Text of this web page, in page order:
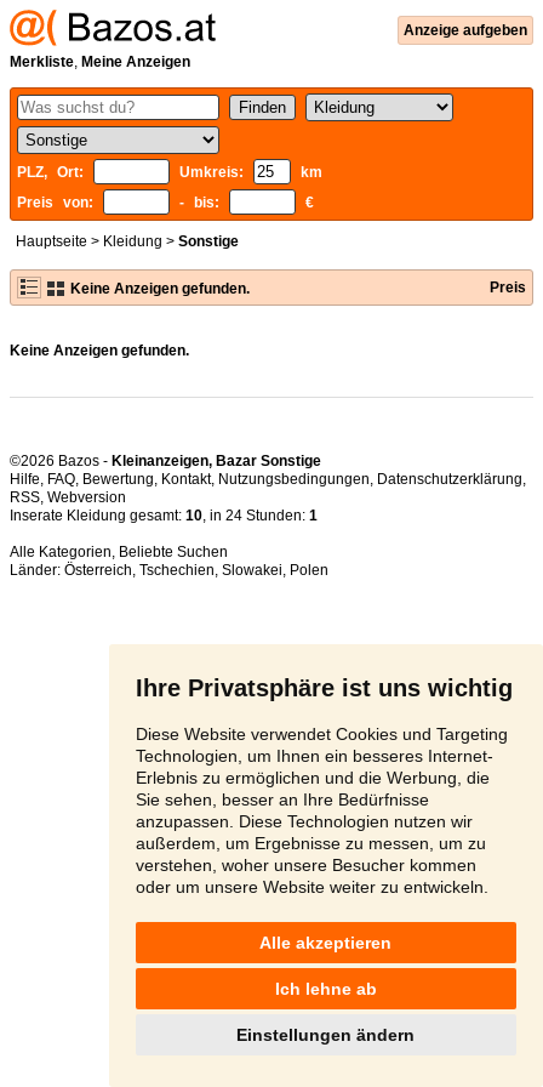
Ihre Privatsphäre ist uns wichtig
Diese Website verwendet Cookies und Targeting
Technologien, um Ihnen ein besseres Internet-
Erlebnis zu ermöglichen und die Werbung, die
Sie sehen, besser an Ihre Bedürfnisse
anzupassen. Diese Technologien nutzen wir
außerdem, um Ergebnisse zu messen, um zu
verstehen, woher unsere Besucher kommen
oder um unsere Website weiter zu entwickeln.
Alle akzeptieren
Ich lehne ab
Einstellungen ändern
Anzeige aufgeben
Merkliste, Meine Anzeigen
PLZ, Ort: Umkreis:
km
Preis von:
- bis: €
Hauptseite > Kleidung > Sonstige
Keine Anzeigen gefunden. Preis
Keine Anzeigen gefunden.
©2026 Bazos - Kleinanzeigen, Bazar Sonstige
Hilfe, FAQ, Bewertung, Kontakt, Nutzungsbedingungen, Datenschutzerklärung,
RSS,
Inserate Kleidung gesamt: 10, in 24 Stunden: 1
Alle Kategorien, Beliebte Suchen
Länder: Österreich, Tschechien, Slowakei, Polen